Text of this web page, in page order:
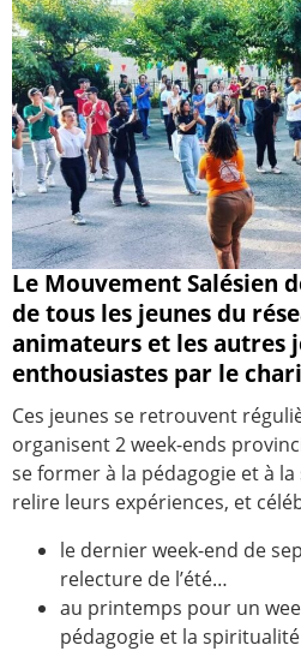
Le Mouvement Salésien
de tous les jeunes du
animateurs et les autres
enthousiastes par le
Ces jeunes se retrouvent
organisent 2 week-ends
se former à la pédagogie et à
relire leurs expériences, et
le dernier week-end de
relecture de l’été…
au printemps pour un
pédagogie et la